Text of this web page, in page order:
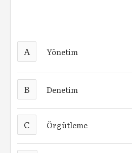
A Yönetim
B Denetim
C Örgütleme